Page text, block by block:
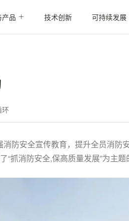
产品 技术创新 可持续发展
环
防安全宣传教育，提升全员消防
抓消防安全,保高质量发展”为主题